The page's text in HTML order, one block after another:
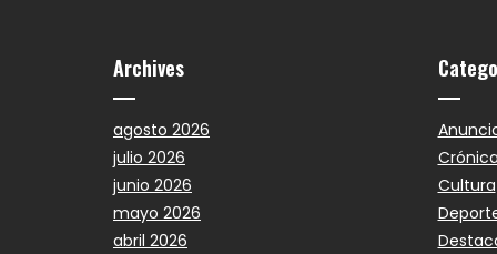
Archives
agosto 2026
julio 2026
junio 2026
mayo 2026
abril 2026
Crónica
Cultura